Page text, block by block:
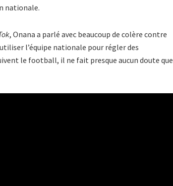
nationale.
, Onana a parlé avec beaucoup de colère contre
l’équipe nationale pour régler des
le football, il ne fait presque aucun doute que